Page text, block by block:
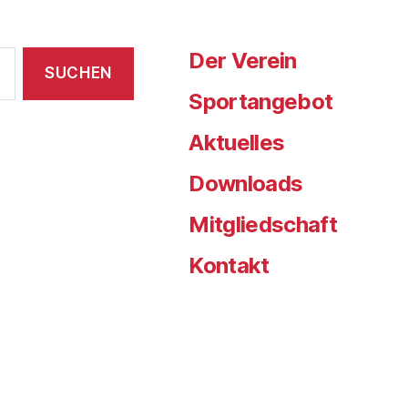
Der Verein
Sportangebot
Aktuelles
Downloads
Mitgliedschaft
Kontakt